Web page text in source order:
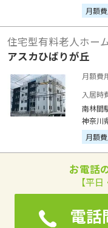
月額
住宅型有料老人ホー
アスカひばりが丘
月額費
入居時
南林間
神奈川
月額
お電話
【平
電話